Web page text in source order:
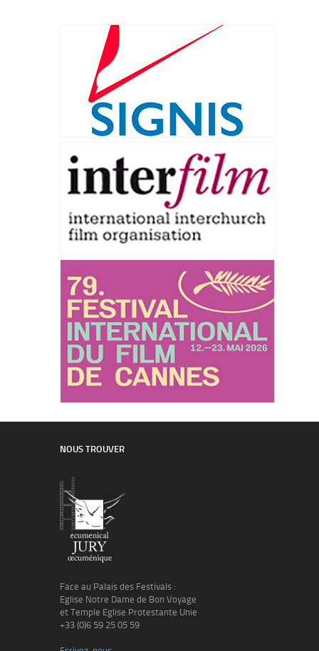
NOUS TROUVER
Face au Palais des Festivals :
Eglise Notre Dame de Bon Voyage
et Temple Eglise Protestante Unie
+33 (0)6 59 25 05 59